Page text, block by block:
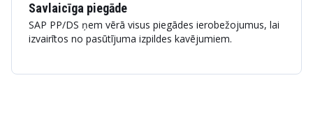
Savlaicīga piegāde
SAP PP/DS ņem vērā visus piegādes ierobežojumus, lai
izvairītos no pasūtījuma izpildes kavējumiem.